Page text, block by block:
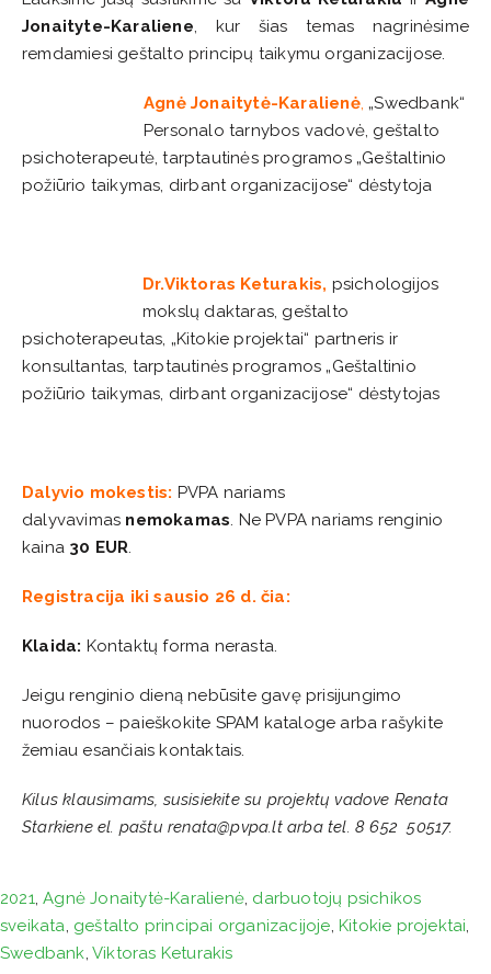
Jonaityte-Karaliene, kur šias temas nagrinėsime
remdamiesi geštalto principų taikymu organizacijose.
Agnė Jonaitytė-Karalienė, „Swedbank“
Personalo tarnybos vadovė, geštalto
psichoterapeutė, tarptautinės programos „Geštaltinio
požiūrio taikymas, dirbant organizacijose“ dėstytoja
Dr.Viktoras Keturakis, psichologijos
mokslų daktaras, geštalto
psichoterapeutas, „Kitokie projektai“ partneris ir
konsultantas, tarptautinės programos „Geštaltinio
požiūrio taikymas, dirbant organizacijose“ dėstytojas
Dalyvio mokestis: PVPA nariams
dalyvavimas nemokamas. Ne PVPA nariams renginio
kaina 30 EUR.
Registracija iki sausio 26 d. čia:
Klaida: Kontaktų forma nerasta.
Jeigu renginio dieną nebūsite gavę prisijungimo
nuorodos – paieškokite SPAM kataloge arba rašykite
žemiau esančiais kontaktais.
Kilus klausimams, susisiekite su projektų vadove Renata
Starkiene el. paštu renata@pvpa.lt arba tel. 8 652 50517.
2021,Agnė Jonaitytė-Karalienė, darbuotojų psichikos
sveikata, geštalto principai organizacijoje, Kitokie projektai,
Swedbank,Viktoras Keturakis